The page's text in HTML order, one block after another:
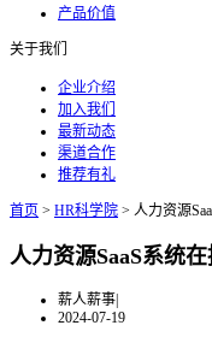
产品价值
关于我们
企业介绍
加入我们
最新动态
渠道合作
推荐有礼
首页 > HR科学院 > 人力资源
人力资源SaaS系统
薪人薪事|
2024-07-19